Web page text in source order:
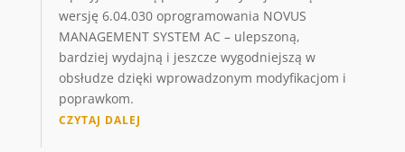
wersję 6.04.030 oprogramowania NOVUS
MANAGEMENT SYSTEM AC – ulepszoną,
bardziej wydajną i jeszcze wygodniejszą w
obsłudze dzięki wprowadzonym modyfikacjom i
poprawkom.
CZYTAJ DALEJ